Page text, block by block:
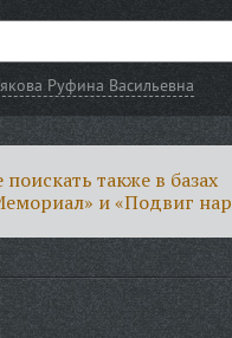
Руфина Васильевна
также в базах
и «Подвиг